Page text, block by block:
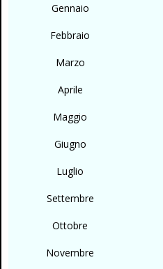
Gennaio
Febbraio
Marzo
Aprile
Maggio
Giugno
Luglio
Settembre
Ottobre
Novembre